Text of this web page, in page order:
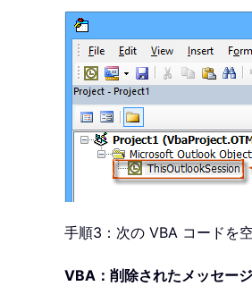
手順3：次の VBA コードを
VBA：削除されたメッセー